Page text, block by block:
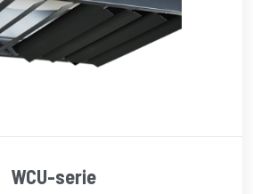
WCU-serie